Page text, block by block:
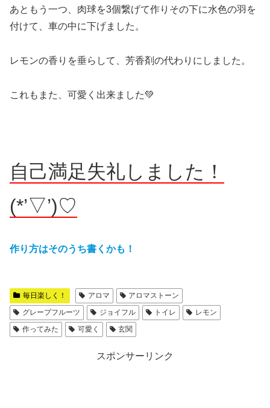
あともう一つ、肉球を3個繋げて作りその下に水色の羽を
付けて、車の中に下げました。
レモンの香りを垂らして、芳香剤の代わりにしました。
これもまた、可愛く出来ました💚
自己満足失礼しました！
(*’▽’)♡
作り方はそのうち書くかも！
毎日楽しく！ アロマ
アロマストーン
グレープフルーツ
ジョイフル トイレ
レモン
作ってみた
可愛く 玄関
スポンサーリンク